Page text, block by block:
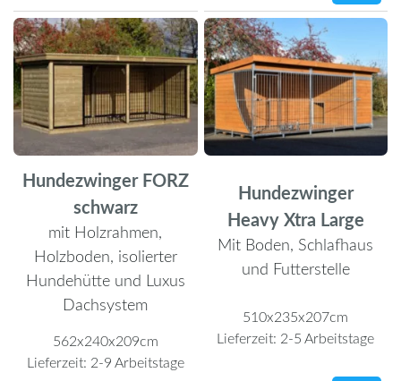
Hundezwinger FORZ
schwarz
mit Holzrahmen,
Holzboden, isolierter
Hundehütte und Luxus
Dachsystem
562x240x209cm
Lieferzeit: 2-9 Arbeitstage
Hundezwinger
Heavy Xtra Large
Mit Boden, Schlafhaus
und Futterstelle
510x235x207cm
Lieferzeit: 2-5 Arbeitstage